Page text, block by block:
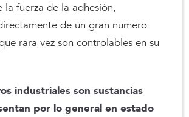
la fuerza de la adhesión,
de un gran numero
rara vez son controlables en su
industriales son sustancias
por lo general en estado